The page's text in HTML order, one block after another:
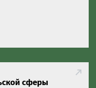
сферы